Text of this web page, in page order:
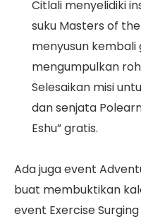
Citlali menyelidiki
suku Masters of
menyusun kembali
mengumpulkan
Selesaikan misi
dan senjata
Eshu” gratis.
Ada juga event
buat membuktikan
event Exercise